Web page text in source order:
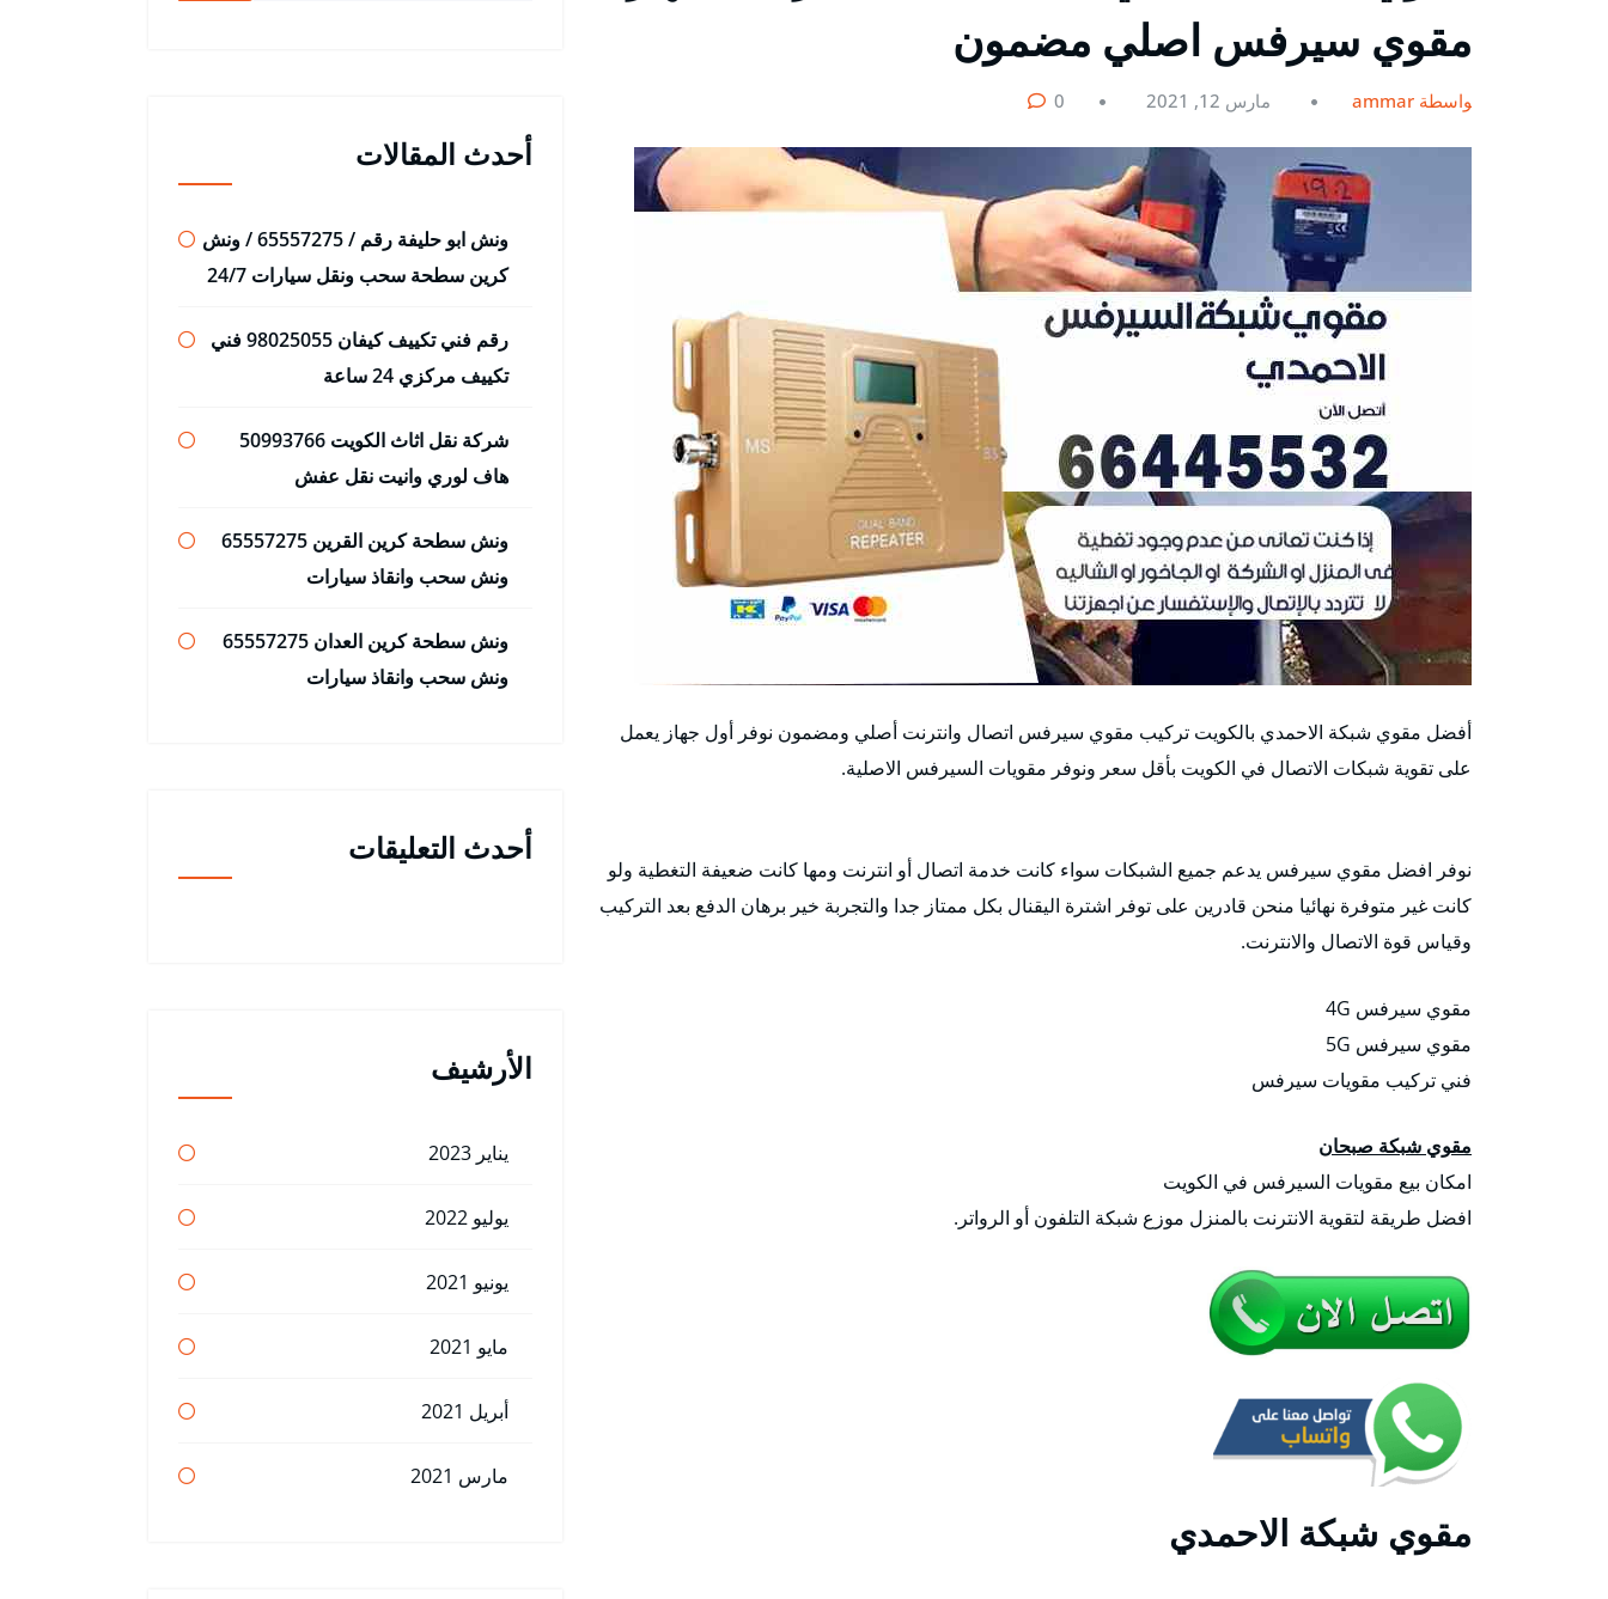
مقوي سيرفس اصلي مضمون
بواسطة ammar مارس 12, 2021 0
أفضل مقوي شبكة الاحمدي بالكويت تركيب مقوي سيرفس اتصال وانترنت أصلي ومضمون نوفر أول جهاز يعمل
على تقوية شبكات الاتصال في الكويت بأقل سعر ونوفر مقويات السيرفس الاصلية.
نوفر افضل مقوي سيرفس يدعم جميع الشبكات سواء كانت خدمة اتصال أو انترنت ومها كانت ضعيفة التغطية ولو
كانت غير متوفرة نهائيا منحن قادرين على توفر اشترة اليقنال بكل ممتاز جدا والتجربة خير برهان الدفع بعد التركيب
وقياس قوة الاتصال والانترنت.
مقوي سيرفس 4G
مقوي سيرفس 5G
فني تركيب مقويات سيرفس
مقوي شبكة صبحان
امكان بيع مقويات السيرفس في الكويت
افضل طريقة لتقوية الانترنت بالمنزل موزع شبكة التلفون أو الرواتر.
مقوي شبكة الاحمدي
أحدث المقالات
ونش ابو حليفة رقم / 65557275 / ونش
كرين سطحة سحب ونقل سيارات 24/7
رقم فني تكييف كيفان 98025055 فني
تكييف مركزي 24 ساعة
شركة نقل اثاث الكويت 50993766
هاف لوري وانيت نقل عفش
ونش سطحة كرين القرين 65557275
ونش سحب وانقاذ سيارات
ونش سطحة كرين العدان 65557275
ونش سحب وانقاذ سيارات
أحدث التعليقات
الأرشيف
يناير 2023
يوليو 2022
يونيو 2021
مايو 2021
أبريل 2021
مارس 2021